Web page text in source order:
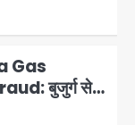
बुजुर्ग से
लाख की साइबर
कैंपेन-व्हाइट